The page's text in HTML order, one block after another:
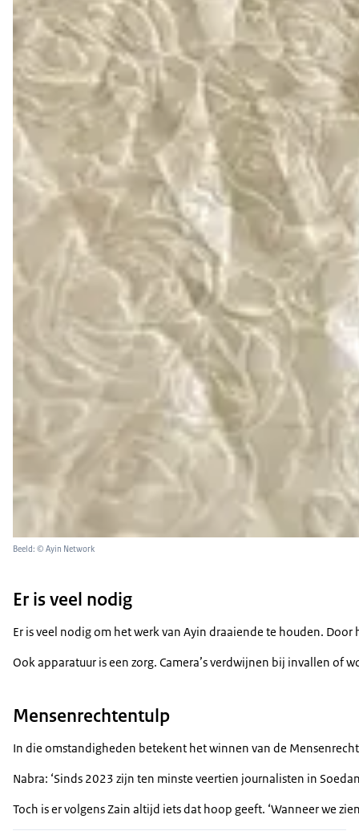
Beeld: © Ayin Network
Er is veel nodig
Er is veel nodig om het werk van Ayin draaiende te houden.
Ook apparatuur is een zorg. Camera’s verdwijnen bij invallen
Mensenrechtentulp
In die omstandigheden betekent het winnen van de
Nabra: ‘Sinds 2023 zijn ten minste veertien journalisten in
Toch is er volgens Zain altijd iets dat hoop geeft. ‘Wanneer we